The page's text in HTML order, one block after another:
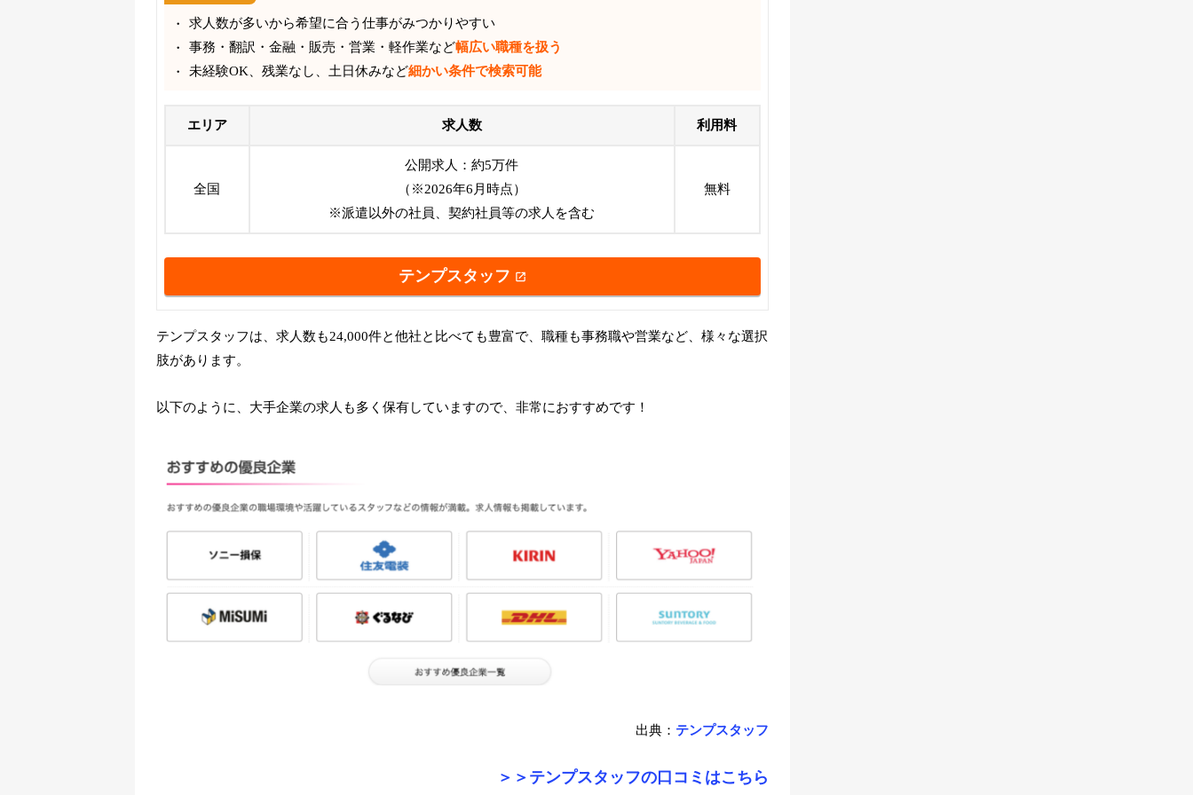
求人数が多いから希望に合う仕事がみつかりやすい
事務・翻訳・金融・販売・営業・軽作業など幅広い職種を扱う
未経験OK、残業なし、土日休みなど細かい条件で検索可能
エリア 求人数 利用料
全国
公開求人：約5万件
（※2026年6月時点）
※派遣以外の社員、契約社員等の求人を含む
無料
テンプスタッフ
テンプスタッフは、求人数も24,000件と他社と比べても豊富で、職種も事務職や営業など、様々な選択
肢があります。
以下のように、大手企業の求人も多く保有していますので、非常におすすめです！
出典： テンプスタッフ
＞＞テンプスタッフの口コミはこちら